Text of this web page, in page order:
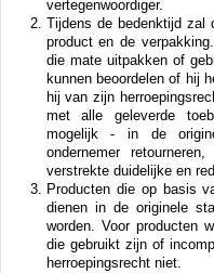
vertegenwoordiger.
Tijdens de bedenktijd zal
product en de
die mate uitpakken of
kunnen beoordelen of hij
hij van zijn
met alle geleverde
mogelijk - in de
ondernemer
verstrekte duidelijke en
Producten die op basis
dienen in de originele
worden. Voor producten
die gebruikt zijn of
herroepingsrecht niet.